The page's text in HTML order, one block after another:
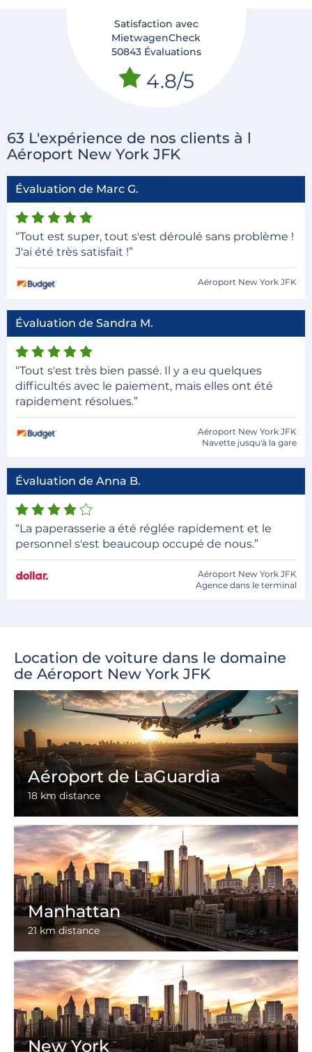
Satisfaction avec
MietwagenCheck
50843 Évaluations
4.8/5
63 L'expérience de nos clients à l
Aéroport New York JFK
Évaluation de Marc G.
“Tout est super, tout s'est déroulé sans problème !
J'ai été très satisfait !”
Aéroport New York JFK
Évaluation de Sandra M.
“Tout s'est très bien passé. Il y a eu quelques
difficultés avec le paiement, mais elles ont été
rapidement résolues.”
Aéroport New York JFK
Navette jusqu'à la gare
Évaluation de Anna B.
“La paperasserie a été réglée rapidement et le
personnel s'est beaucoup occupé de nous.”
Aéroport New York JFK
Agence dans le terminal
Location de voiture dans le domaine
de Aéroport New York JFK
Aéroport de LaGuardia
18 km distance
Manhattan
21 km distance
New York